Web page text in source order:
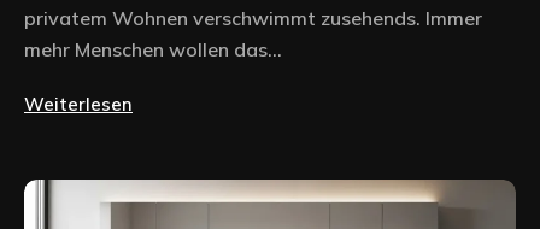
privatem Wohnen verschwimmt zusehends. Immer
mehr Menschen wollen das...
Weiterlesen